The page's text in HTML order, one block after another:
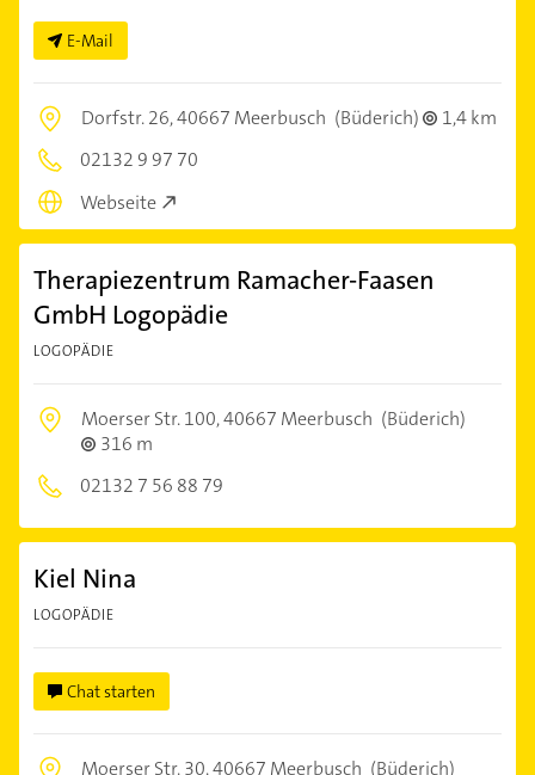
E-Mail
Dorfstr. 26,40667 Meerbusch (Büderich)
1,4 km
02132 9 97 70
Webseite
Therapiezentrum Ramacher-Faasen
GmbH Logopädie
LOGOPÄDIE
Moerser Str. 100,40667 Meerbusch (Büderich)
316 m
02132 7 56 88 79
Kiel Nina
LOGOPÄDIE
Chat starten
Moerser Str. 30,40667 Meerbusch (Büderich)